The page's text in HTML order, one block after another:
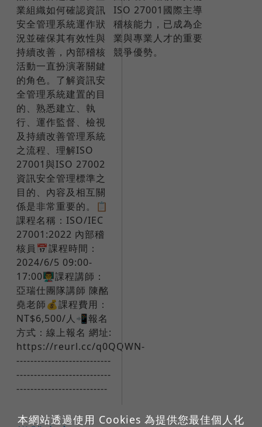
業組織如何確認資訊
安全管理系統運作狀
況並確保其有效性與
持續改善，內部稽核
活動一直扮演著關鍵
的角色。了解資訊安
全管理系統建置的目
的、熟悉建立、執
行、運作監督、檢視
及持續改善管理系統
之流程、理解ISO
27001與ISO 27002
資訊安全管理標準之
目的、內容及相互關
係是非常重要的。​📋
課程名稱：ISO/IEC
27001:2022 內部稽
核員📅課程時間：
2024/6/5 09:00-
17:00👨‍🏫課程講師：
亞瑞仕團隊講師 陳酩
堯老師💰課程費用：
NT$6,500/人📲報名
方式：線上報名 網址:
https://reurl.cc/q0QQWN-
---------------------------
---------------------------
--------------------------
ISO 27001國際主導
稽核能力，已成為企
業與專業人才的重要
競爭優勢。
本網站透過使用 Cookies 為提供您最佳個人化